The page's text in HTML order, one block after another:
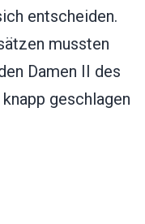
entscheiden.
mussten
Damen II des
geschlagen